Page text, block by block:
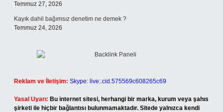
Temmuz 27, 2026
Kayık dahil bağımsız denetim ne demek ?
Temmuz 24, 2026
Reklam ve İletişim: Skype: live:.cid.575569c608265c69
Yasal Uyarı: Bu internet sitesi, herhangi bir marka, kurum veya şahıs
şirketi ile hiçbir bağlantısı bulunmamaktadır. Sitede yalnızca kendi